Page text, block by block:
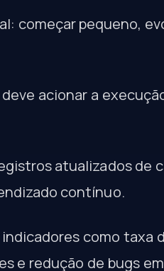
começar pequeno,
acionar a
atualizados de
contínuo.
como taxa
e redução de bugs